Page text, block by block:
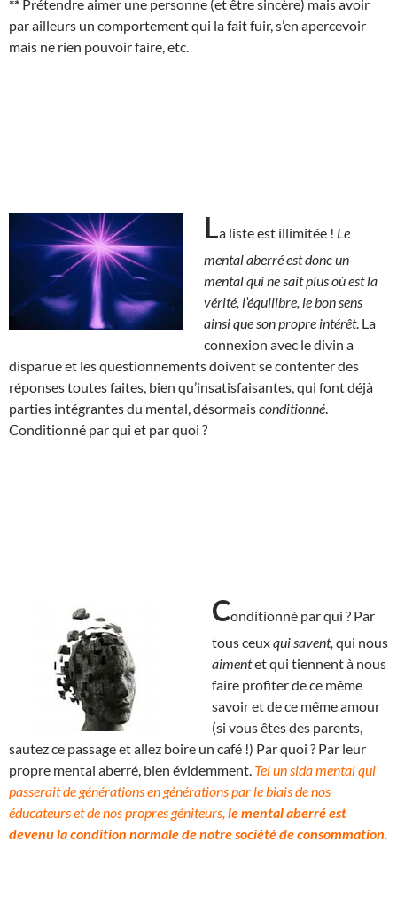
** Prétendre aimer une personne (et être sincère) mais avoir
par ailleurs un comportement qui la fait fuir, s’en apercevoir
mais ne rien pouvoir faire, etc.
La liste est illimitée ! Le
mental aberré est donc un
mental qui ne sait plus où est la
vérité, l’équilibre, le bon sens
ainsi que son propre intérêt. La
connexion avec le divin a
disparue et les questionnements doivent se contenter des
réponses toutes faites, bien qu’insatisfaisantes, qui font déjà
parties intégrantes du mental, désormaisconditionné
Conditionné par qui et par quoi ?
Conditionné par qui ? Par
tous ceuxqui savent, qui nous
aimentet qui tiennent à nous
faire profiter de ce même
savoir et de ce même amour
(si vous êtes des parents,
sautez ce passage et allez boire un café !) Par quoi ? Par leur
propre mental aberré, bien évidemment. Tel un sida mental qui
passerait de générations en générations par le biais de nos
éducateurs et de nos propres géniteurs, le mental aberré est
devenu la condition normale de notre société de consommation